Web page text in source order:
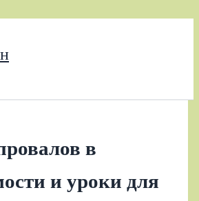
в
и уроки для